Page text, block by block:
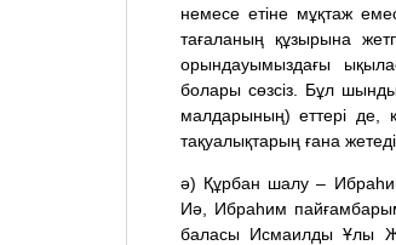
немесе етіне мұқтаж
тағаланың құзырына
орындауымыздағы
болары сөзсіз. Бұл
малдарының) еттері де,
тақуалықтарың ғана
ә) Құрбан шалу –
Иә, Ибраһим
баласы Исмаилды Ұлы